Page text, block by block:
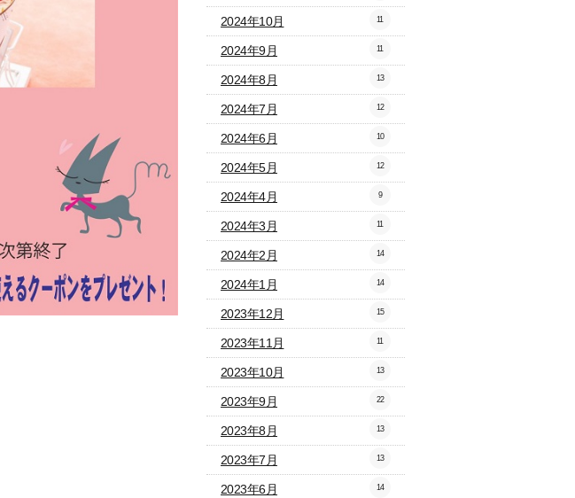
2024年10月 11
2024年9月 11
2024年8月 13
2024年7月 12
2024年6月 10
2024年5月 12
2024年4月 9
2024年3月 11
2024年2月 14
2024年1月 14
2023年12月 15
2023年11月 11
2023年10月 13
2023年9月 22
2023年8月 13
2023年7月 13
2023年6月 14